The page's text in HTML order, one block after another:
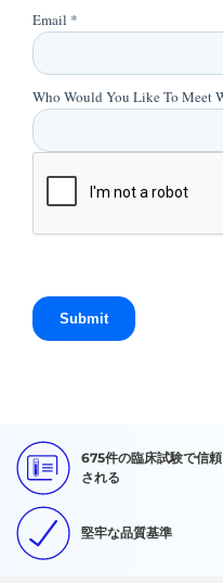
675件の臨床試験で信頼
される
堅牢な品質基準